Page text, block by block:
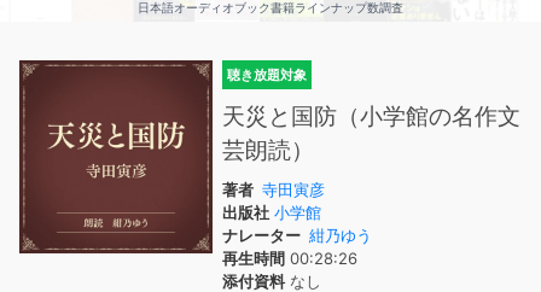
日本語オーディオブック書籍ラインナップ数調査
聴き放題対象
天災と国防（小学館の名作文
芸朗読）
著者 寺田寅彦
出版社 小学館
ナレーター 紺乃ゆう
再生時間 00:28:26
添付資料なし